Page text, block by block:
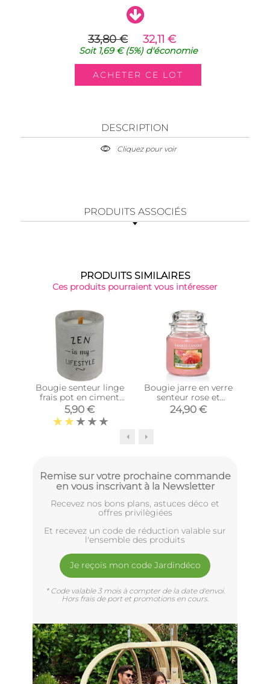
33,80 € 32,11 €
Soit 1,69 €(5%)d'économie
DESCRIPTION
Cliquez pour voir
PRODUITS ASSOCIÉS
PRODUITS SIMILAIRES
Ces produits pourraient vous intéresser
Bougie senteur linge
frais pot en ciment
(Zen is my lifestyle)
5,90 €
Bougie jarre en verre
senteur rose et
abricot (Moyen
modèle)
24,90 €
Remise sur votre prochaine commande
en vous inscrivant à la Newsletter
Recevez nos bons plans, astuces déco et
offres privilègiées
Et recevez un code de réduction valable sur
l'ensemble des produits
Je reçois mon code Jardindéco
* Code valable 3 mois à compter de la date d'envoi.
Hors frais de port et promotions en cours.